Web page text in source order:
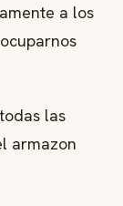
a los
las
armazon